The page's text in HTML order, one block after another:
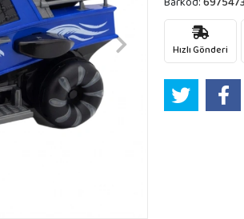
Hızlı Gönderi